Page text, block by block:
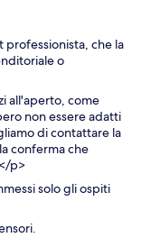
che la
o
all'aperto, come
non essere adatti
di contattare la
conferma che
p>
solo gli ospiti